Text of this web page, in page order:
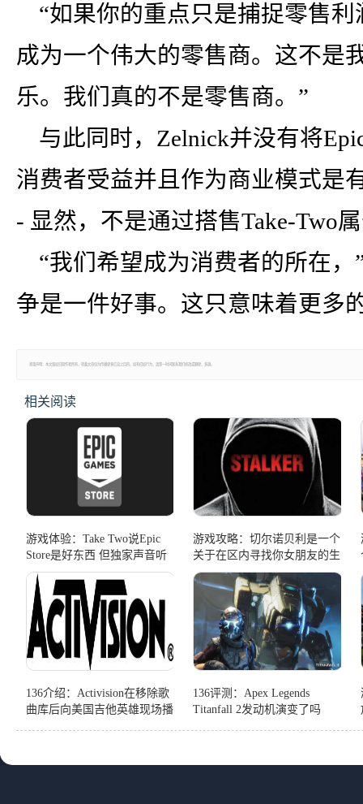
“如果你的重点只是捕捉零售
成为一个伟大的零售商。这不是
乐。我们真的不是零售商。”
与此同时，Zelnick并没有将
消费者受益并且作为商业模式是
- 显然，不是通过搭售Take-Two
“我们希望成为消费者的所在
争是一件好事。这只意味着更多
郑重声明：本文版权归原作者所有，转载文章仅为传播更多信息之目的，如有侵权行为，请第一时间联系我们修改或删除，多谢。
相关阅读
游戏体验：Take Two说Epic
Store是好东西 但独家声音听
起来不太可能
游戏攻略：切尔诺贝利是一个
关于在区内寻找你女朋友的生
存恐怖游戏
136介绍：Activision在移除歌
曲库后向美国吉他英雄现场播
136评测：Apex Legends
Titanfall 2发动机演变了吗